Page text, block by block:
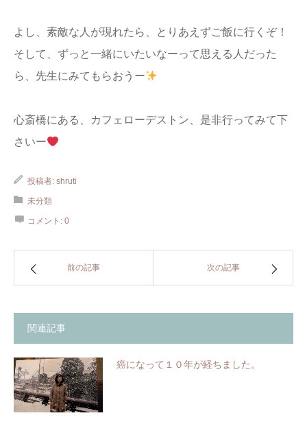
よし、素敵な人が現れたら、とりあえずご飯に行くぞ！
そして、ずっと一緒にいたいなーって思える人だった
ら、先生にみてもらおうー
心斎橋にある、カフェローデストン、是非行ってみて下
さいー
投稿者: shruti
未分類
コメント: 0
前の記事 次の記事
関連記事
癌になって１０年が経ちました。